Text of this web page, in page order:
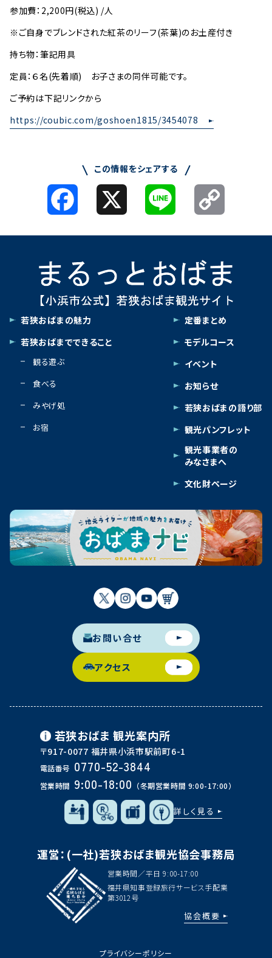
参加費：2,200円(税込) /人
※ご自身でブレンドされた紅茶のリーフ(茶葉)のお土産付き
持ち物：筆記用具
定員：６名(先着順) お子さまの同伴可能です。
ご予約は下記リンクから
https://coubic.com/goshoen1815/3454078
この情報をシェアする
Facebook
若狭おばまの魅力
若狭おばまでできること
観る遊ぶ
食べる
みやげ処
お宿
定番まとめ
モデルコース
イベント
お知らせ
若狭おばまの語り部
観光パンフレット
観光事業者の
みなさまへ
文化財ページ
お問い合せ
アクセス
若狭おばま 観光案内所
〒917-0077 福井県小浜市駅前町6-1
電話番号 0770-52-3844
営業時間 9:00-18:00 （冬期営業時間 9:00-17:00）
詳しく見る
運営：(一社)若狭おばま観光協会事務局
営業時間／平日 9:00-17:00
福井県知事登録旅行サービス手配業
第3012号
協会概要
プライバシーポリシー